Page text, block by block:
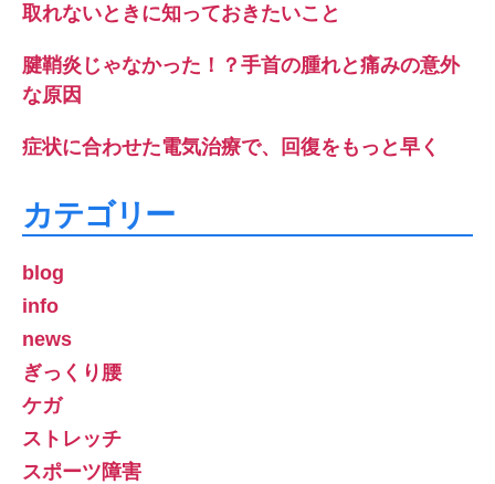
取れないときに知っておきたいこと
腱鞘炎じゃなかった！？手首の腫れと痛みの意外
な原因
症状に合わせた電気治療で、回復をもっと早く
カテゴリー
blog
info
news
ぎっくり腰
ケガ
ストレッチ
スポーツ障害